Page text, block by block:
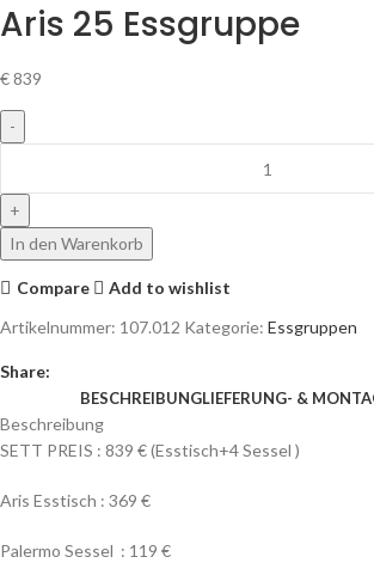
Aris 25 Essgruppe
€839
In den Warenkorb
Compare
Add to wishlist
Artikelnummer: 107.012 Kategorie: Essgruppen
Share:
BESCHREIBUNGLIEFERUNG- &
Beschreibung
SETT PREIS : 839 € (Esstisch+4 Sessel )
Aris Esstisch : 369 €
Palermo Sessel : 119 €